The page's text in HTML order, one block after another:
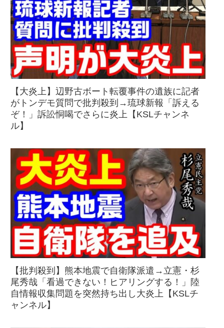
【大炎上】辺野古ボート転覆事件の遺族に記者
がトンデモ質問で批判殺到→琉球新報「訴える
ぞ！」訴訟恫喝でさらに炎上【KSLチャンネ
ル】
【批判殺到】熊本地震で自衛隊派遣→立憲・杉
尾秀哉「看過できない！ヒアリングする！」陸
自情報収集問題を突然持ち出し大炎上【KSLチ
ャンネル】